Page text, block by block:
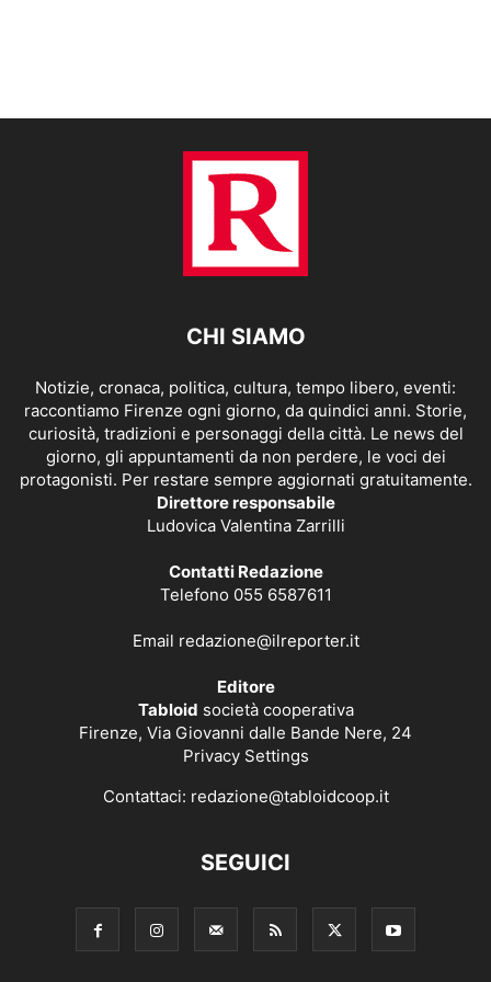
CHI SIAMO
Notizie, cronaca, politica, cultura, tempo libero, eventi:
raccontiamo Firenze ogni giorno, da quindici anni. Storie,
curiosità, tradizioni e personaggi della città. Le news del
giorno, gli appuntamenti da non perdere, le voci dei
protagonisti. Per restare sempre aggiornati gratuitamente.
Direttore responsabile
Ludovica Valentina Zarrilli
Contatti Redazione
Telefono 055 6587611
Email redazione@ilreporter.it
Editore
Tabloid società cooperativa
Firenze, Via Giovanni dalle Bande Nere, 24
Privacy Settings
Contattaci: redazione@tabloidcoop.it
SEGUICI